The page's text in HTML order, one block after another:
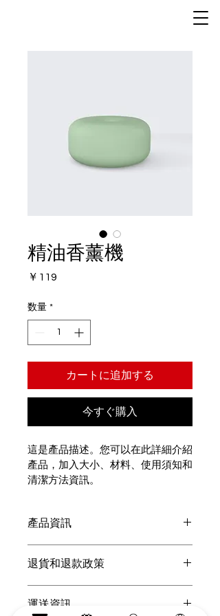
精油香薰機
￥119
数量 *
カートに追加する
今すぐ購入
這是產品描述。您可以在此詳細介紹
產品，加入大小、材料、使用須知和
清潔方法資訊。
產品資訊
女性ヘアセット/髪飾り：◯
退貨和退款政策
物體驗時可以採取的行動。
運送資訊